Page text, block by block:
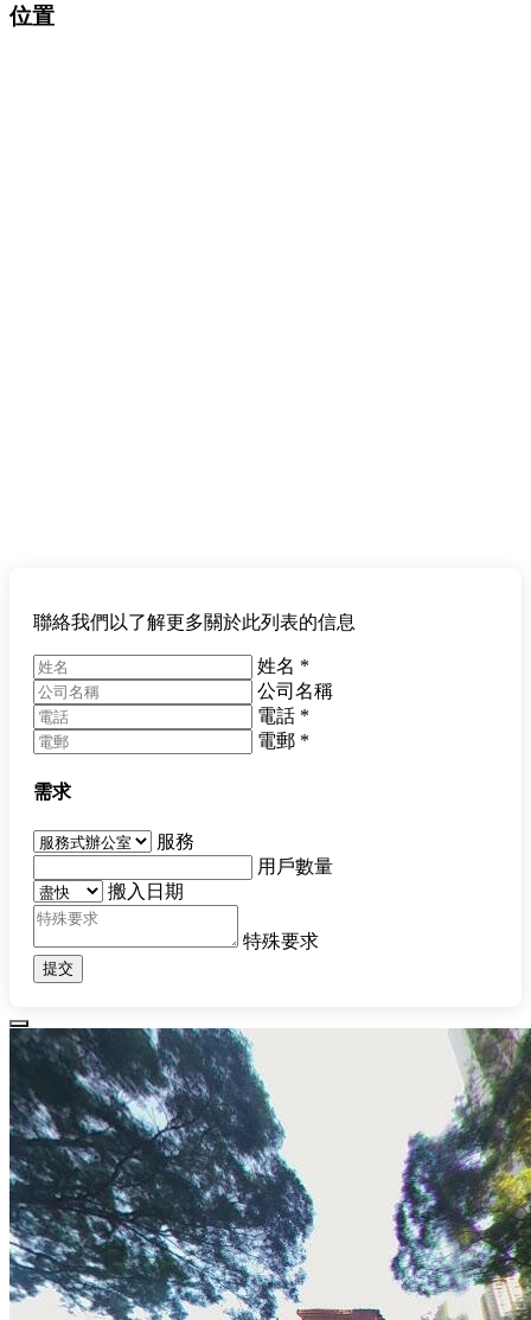
位置
聯絡我們以了解更多關於此列表的信息
姓名 *
公司名稱
電話 *
電郵 *
需求
服務
用戶數量
搬入日期
特殊要求
提交